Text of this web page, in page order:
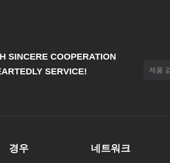
SINCERE COOPERATION
SERVICE!
경우 네트워크